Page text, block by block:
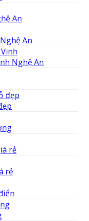
An
An
Nghệ An
rẻ
rẻ